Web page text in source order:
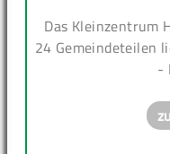
Das Kleinzentrum
24 Gemeindeteilen
-